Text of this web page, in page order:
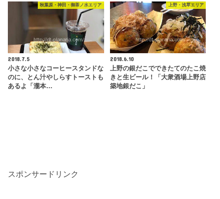
秋葉原・神田・御茶ノ水エリア
2018.7.5
小さな小さなコーヒースタンドな
のに、とん汁やしらすトーストも
あるよ「瀧本…
上野・浅草エリア
2018.6.10
上野の銀だこでできたてのたこ焼
きと生ビール！「大衆酒場上野店
築地銀だこ」
スポンサードリンク